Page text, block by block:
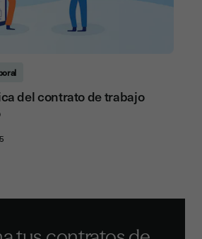
del contrato de trabajo